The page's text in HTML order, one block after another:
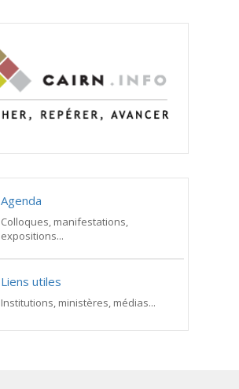
Agenda
Colloques, manifestations,
expositions...
Liens utiles
Institutions, ministères, médias...